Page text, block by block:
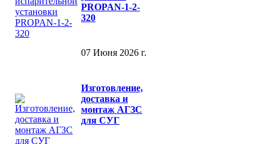
PROPAN-1-2-
320
07 Июня 2026 г.
Изготовление,
доставка и
монтаж АГЗС
для СУГ